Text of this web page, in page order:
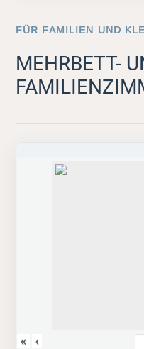
FÜR FAMILIEN UND
MEHRBETT-
« ‹